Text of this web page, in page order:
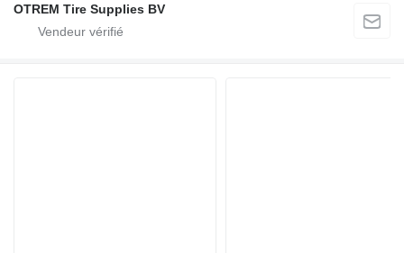
OTREM Tire Supplies BV